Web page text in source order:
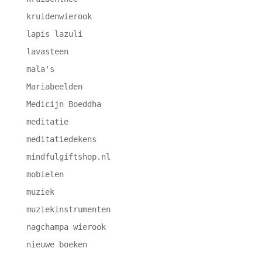
kruidenwierook
lapis lazuli
lavasteen
mala's
Mariabeelden
Medicijn Boeddha
meditatie
meditatiedekens
mindfulgiftshop.nl
mobielen
muziek
muziekinstrumenten
nagchampa wierook
nieuwe boeken